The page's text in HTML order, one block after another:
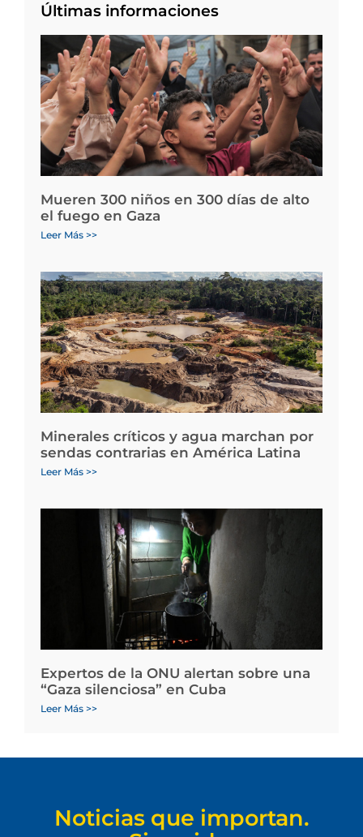
Últimas informaciones
Mueren 300 niños en 300 días de alto
el fuego en Gaza
Leer Más >>
Minerales críticos y agua marchan por
sendas contrarias en América Latina
Leer Más >>
Expertos de la ONU alertan sobre una
“Gaza silenciosa” en Cuba
Leer Más >>
Noticias que importan.